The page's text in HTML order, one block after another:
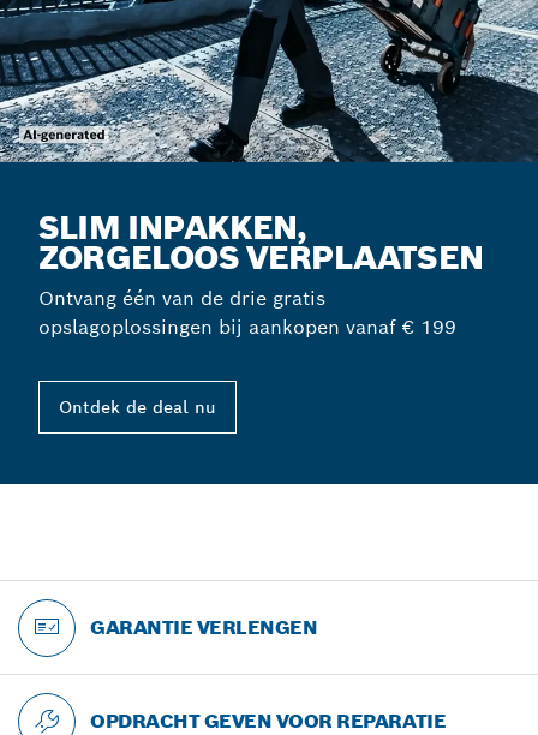
SLIM INPAKKEN,
ZORGELOOS VERPLAATSEN
Ontvang één van de drie gratis
opslagoplossingen bij aankopen vanaf € 199
Ontdek de deal nu
GARANTIE VERLENGEN
OPDRACHT GEVEN VOOR REPARATIE